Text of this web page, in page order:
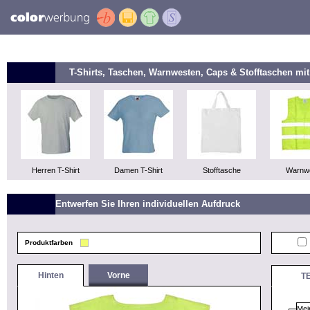
T-Shirts, Taschen, Warnwesten, Caps & Stofftaschen
Herren T-Shirt Damen T-Shirt Stofftasche
Entwerfen Sie Ihren individuellen Aufdruck
Produktfarben
Hinten Vorne